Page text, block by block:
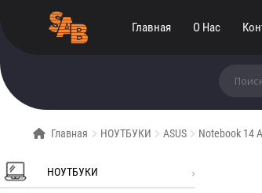
Главная О Нас
Главная НОУТБУКИ ASUS Notebook 14
НОУТБУКИ